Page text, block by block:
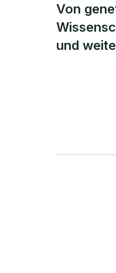
ERDE &
Von
und